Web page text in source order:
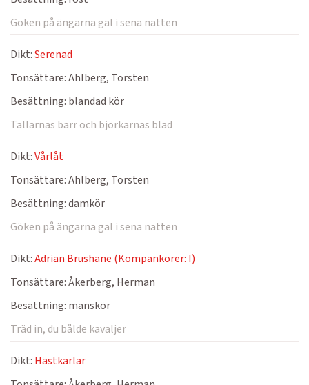
Göken på ängarna gal i sena natten
Dikt:Serenad
Tonsättare:Ahlberg, Torsten
Besättning: blandad kör
Tallarnas barr och björkarnas blad
Dikt:Vårlåt
Tonsättare:Ahlberg, Torsten
Besättning:damkör
Göken på ängarna gal i sena natten
Dikt:Adrian Brushane (Kompankörer: I)
Tonsättare:Åkerberg, Herman
Besättning: manskör
Träd in, du bålde kavaljer
Dikt: Hästkarlar